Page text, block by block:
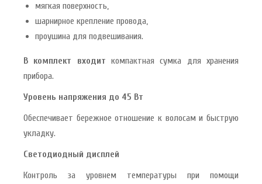
мягкая поверхность,
шарнирное крепление провода,
проушина для подвешивания.
В комплект входит компактная сумка для хранения
прибора.
Уровень напряжения до 45 Вт
Обеспечивает бережное отношение к волосам и быструю
укладку.
Светодиодный дисплей
Контроль за уровнем температуры при помощи